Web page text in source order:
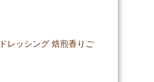
レッシング 焙煎香りご